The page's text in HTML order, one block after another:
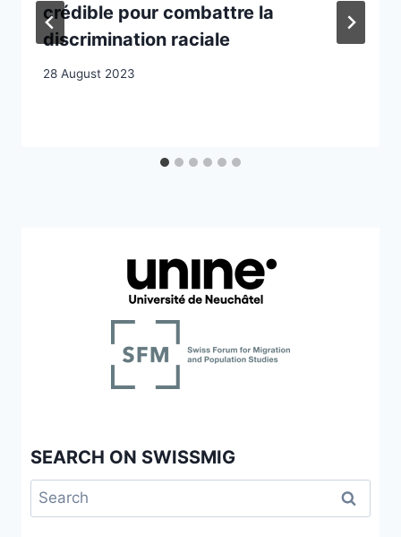
crédible pour combattre la
discrimination raciale
28 August 2023
SEARCH ON SWISSMIG
Search
for: